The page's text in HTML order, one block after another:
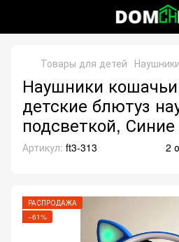
Товары для детей Наушники
Наушники
детские блютуз
подсветкой, Синие
Артикул: ft3-313 2
РАСПРОДАЖА
−61%